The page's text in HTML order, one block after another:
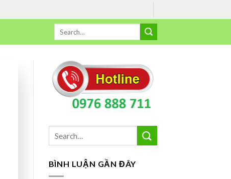
BÌNH LUẬN GẦN ĐÂY